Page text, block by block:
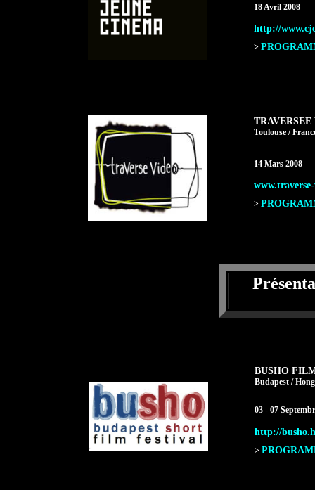
18 Avril 2008
http://
>
TRAVERSEE
Toulouse /
14 Mars 2008
>
BUSHO
Budapest /
03 - 07
http://
>